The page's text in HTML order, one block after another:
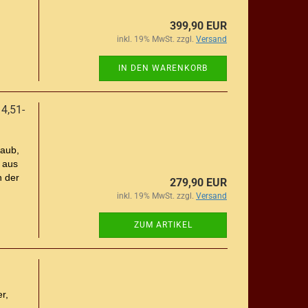
399,90 EUR
inkl. 19% MwSt. zzgl. Versand
IN DEN WARENKORB
aus
der
279,90 EUR
inkl. 19% MwSt. zzgl. Versand
ZUM ARTIKEL